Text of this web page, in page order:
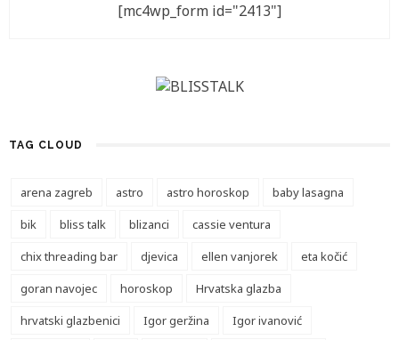
[mc4wp_form id="2413"]
TAG CLOUD
arena zagreb astro astro horoskop
baby lasagna
bik
bliss talk blizanci
cassie ventura
chix threading bar
djevica ellen vanjorek
eta kočić
goran navojec
horoskop
Hrvatska glazba
hrvatski glazbenici
Igor geržina
Igor ivanović